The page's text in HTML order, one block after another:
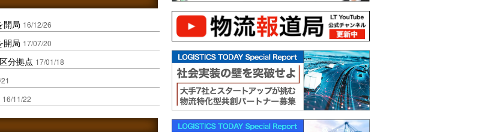
開局 16/12/26
開局 17/07/20
分拠点 17/01/18
16/11/22